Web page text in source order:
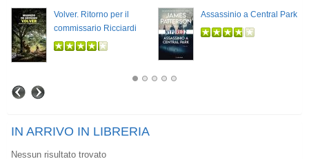
Volver. Ritorno per il
commissario Ricciardi
Assassinio a Central Park
IN ARRIVO IN LIBRERIA
Nessun risultato trovato